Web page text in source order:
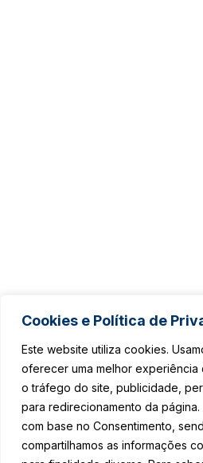
Cookies e Política de
Este website utiliza cookies.
oferecer uma melhor experiência
o tráfego do site, publicidade,
para redirecionamento da
com base no Consentimento,
compartilhamos as informações